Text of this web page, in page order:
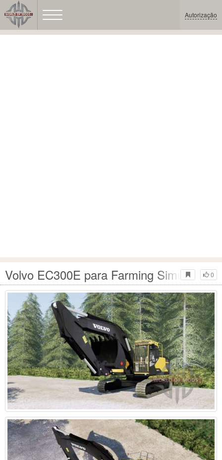
Autorização
0
Volvo EC300E para Farming Simulator